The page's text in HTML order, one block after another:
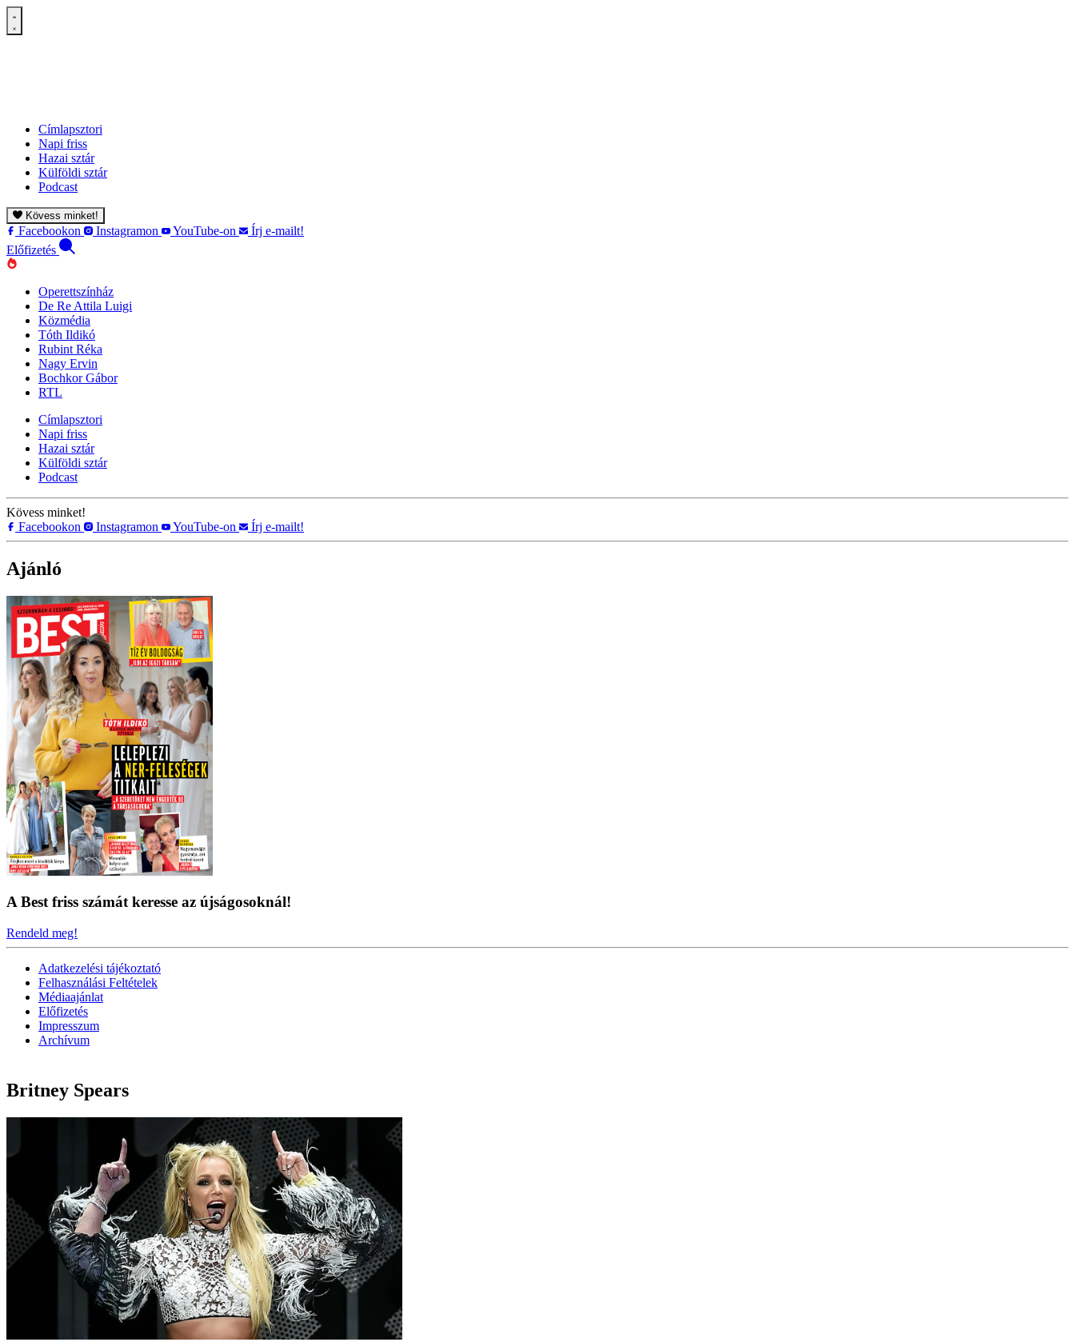
Címlapsztori
Napi friss
Hazai sztár
Külföldi sztár
Podcast
Kövess minket!
Facebookon Instagramon YouTube-on
Írj e-mailt!
Előfizetés
Operettszínház
De Re Attila Luigi
Közmédia
Tóth Ildikó
Rubint Réka
Nagy Ervin
Bochkor Gábor
RTL
Címlapsztori
Napi friss
Hazai sztár
Külföldi sztár
Podcast
Kövess minket!
Facebookon
Instagramon YouTube-on Írj e-mailt!
Ajánló
A Best friss számát keresse az újságosoknál!
Rendeld meg!
Adatkezelési tájékoztató
Felhasználási Feltételek
Médiaajánlat
Előfizetés
Impresszum
Archívum
Britney Spears